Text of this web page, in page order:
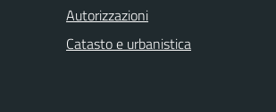
Autorizzazioni
Catasto e urbanistica